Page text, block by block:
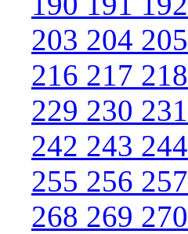
203 204 205
216 217 218
229 230 231
242 243 244
255 256 257
268 269 270